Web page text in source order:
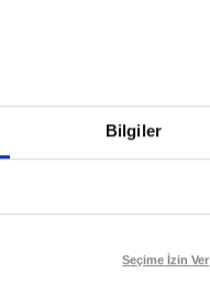
Bilgiler
Seçime İzin Ver